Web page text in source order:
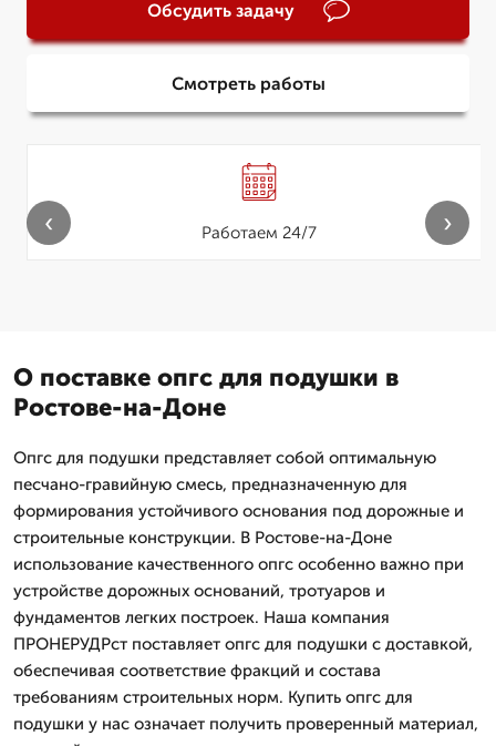
Обсудить задачу
Смотреть работы
Работаем 24/7
‹ ›
О поставке опгс для подушки в
Ростове-на-Доне
Опгс для подушки представляет собой оптимальную
песчано-гравийную смесь, предназначенную для
формирования устойчивого основания под дорожные и
строительные конструкции. В Ростове-на-Доне
использование качественного опгс особенно важно при
устройстве дорожных оснований, тротуаров и
фундаментов легких построек. Наша компания
ПРОНЕРУДРст поставляет опгс для подушки с доставкой,
обеспечивая соответствие фракций и состава
требованиям строительных норм. Купить опгс для
подушки у нас означает получить проверенный материал,